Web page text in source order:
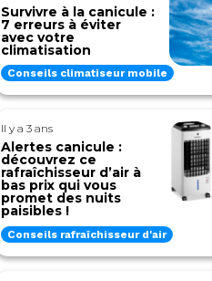
Survivre à la canicule :
7 erreurs à éviter
avec votre
climatisation
Conseils climatiseur mobile
Il y a 3 ans
Alertes canicule :
découvrez ce
rafraîchisseur d’air à
bas prix qui vous
promet des nuits
paisibles !
Conseils rafraîchisseur d'air